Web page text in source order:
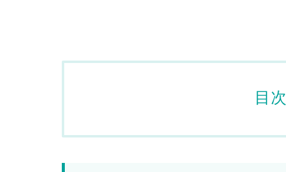
目次